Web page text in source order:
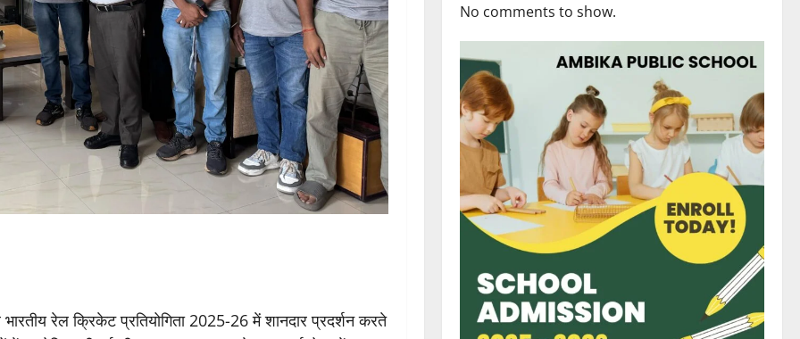
रेल क्रिकेट प्रतियोगिता 2025-26 में शानदार प्रदर्शन करते
No comments to show.